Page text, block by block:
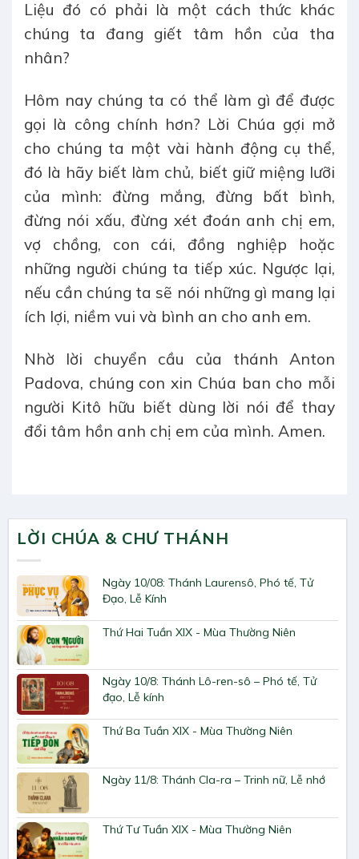
Liệu đó có phải là một cách thức khác
chúng ta đang giết tâm hồn của tha
nhân?
Hôm nay chúng ta có thể làm gì để được
gọi là công chính hơn? Lời Chúa gợi mở
cho chúng ta một vài hành động cụ thể,
đó là hãy biết làm chủ, biết giữ miệng lưỡi
của mình: đừng mắng, đừng bất bình,
đừng nói xấu, đừng xét đoán anh chị em,
vợ chồng, con cái, đồng nghiệp hoặc
những người chúng ta tiếp xúc. Ngược lại,
nếu cần chúng ta sẽ nói những gì mang lại
ích lợi, niềm vui và bình an cho anh em.
Nhờ lời chuyển cầu của thánh Anton
Padova, chúng con xin Chúa ban cho mỗi
người Kitô hữu biết dùng lời nói để thay
đổi tâm hồn anh chị em của mình. Amen.
LỜI CHÚA & CHƯ THÁNH
Ngày 10/08: Thánh Laurensô, Phó tế, Tử
Đạo, Lễ Kính
Thứ Hai Tuần XIX - Mùa Thường Niên
Ngày 10/8: Thánh Lô-ren-sô – Phó tế, Tử
đạo, Lễ kính
Thứ Ba Tuần XIX - Mùa Thường Niên
Ngày 11/8: Thánh Cla-ra – Trinh nữ, Lễ nhớ
Thứ Tư Tuần XIX - Mùa Thường Niên